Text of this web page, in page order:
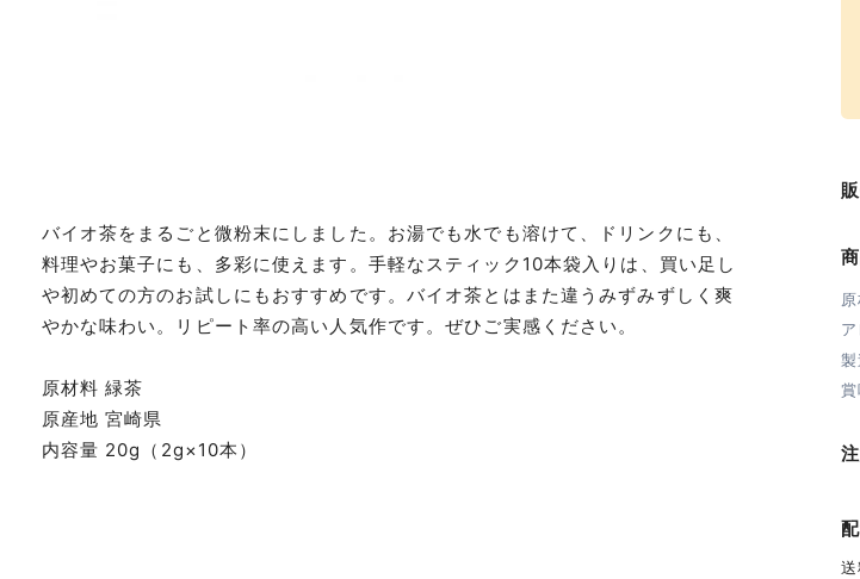
バイオ茶をまるごと微粉末にしました。お湯でも水でも溶けて、ドリンクにも、
料理やお菓子にも、多彩に使えます。手軽なスティック10本袋入りは、買い足し
や初めての方のお試しにもおすすめです。バイオ茶とはまた違うみずみずしく爽
やかな味わい。リピート率の高い人気作です。ぜひご実感ください。
原材料 緑茶
原産地 宮崎県
内容量 20g（2g×10本）